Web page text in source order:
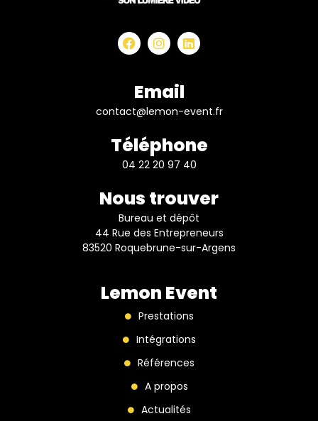
Facebook
Instagram
Linkedin
Email
contact@lemon-event.fr
Téléphone
04 22 20 97 40
Nous trouver
Bureau et dépôt
44 Rue des Entrepreneurs
83520 Roquebrune-sur-Argens
Lemon Event
Prestations
Intégrations
Références
A propos
Actualités